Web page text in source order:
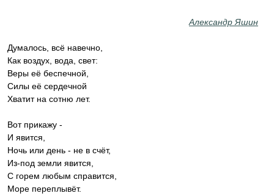
Александр Яшин
Думалось, всё навечно,
Как воздух, вода, свет:
Веры её беспечной,
Силы её сердечной
Хватит на сотню лет.
Вот прикажу -
И явится,
Ночь или день - не в счёт,
Из-под земли явится,
С горем любым справится,
Море переплывёт.